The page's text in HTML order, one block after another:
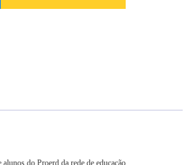
do Proerd da rede de educação